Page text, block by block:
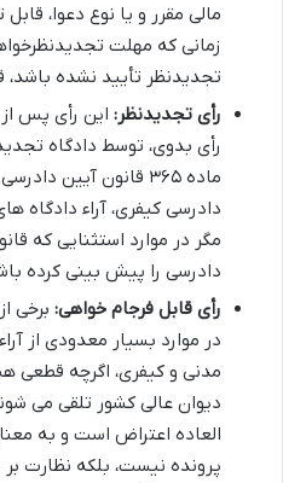
مالی مقرر و یا نوع دعوا،
زمانی که مهلت
تجدیدنظر تأیید نشده
رأی تجدیدنظر: این رأی پس
رأی بدوی، توسط دادگاه
دادرسی کیفری، آراء دادگاه
مگر در موارد استثنایی که
دادرسی را پیش بینی کرده
رأی قابل فرجام خواهی: برخی
در موارد بسیار معدودی از
مدنی و کیفری، اگرچه قطعی
دیوان عالی کشور تلقی می
العاده اعتراض است و به
پرونده نیست، بلکه نظارت